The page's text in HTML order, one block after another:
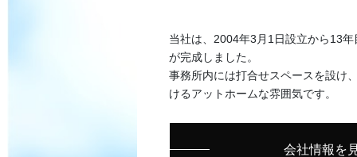
当社は、2004年3月1日設立から13
が完成しました。
事務所内には打合せスペースを設け
けるアットホームな雰囲気です。
会社情報を